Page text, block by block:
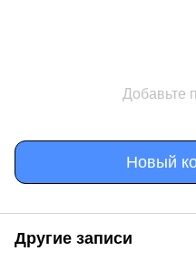
Добавьте
Новый
Другие записи